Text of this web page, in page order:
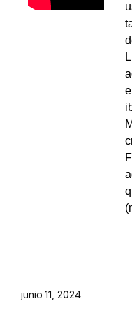
junio 11, 2024